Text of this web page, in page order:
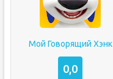
Мой Говорящий Хэнк
0,0